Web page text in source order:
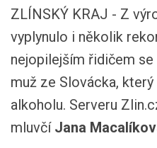
ZLÍNSKÝ KRAJ - Z
vyplynulo i několik
nejopilejším řidičem
muž ze Slovácka,
alkoholu. Serveru
mluvčí Jana